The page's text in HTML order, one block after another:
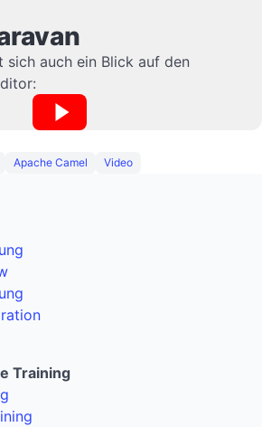
sich auch ein Blick auf den
Apache Camel Video
Training